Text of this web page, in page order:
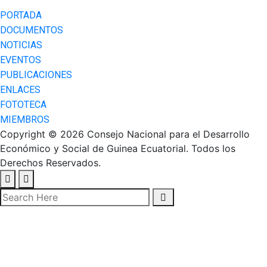
PORTADA
DOCUMENTOS
NOTICIAS
EVENTOS
PUBLICACIONES
ENLACES
FOTOTECA
MIEMBROS
Copyright © 2026 Consejo Nacional para el Desarrollo
Económico y Social de Guinea Ecuatorial. Todos los
Derechos Reservados.